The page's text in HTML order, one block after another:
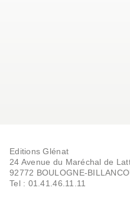
Editions Glénat
24 Avenue du Maréchal de
92772 BOULOGNE-
Tel : 01.41.46.11.11